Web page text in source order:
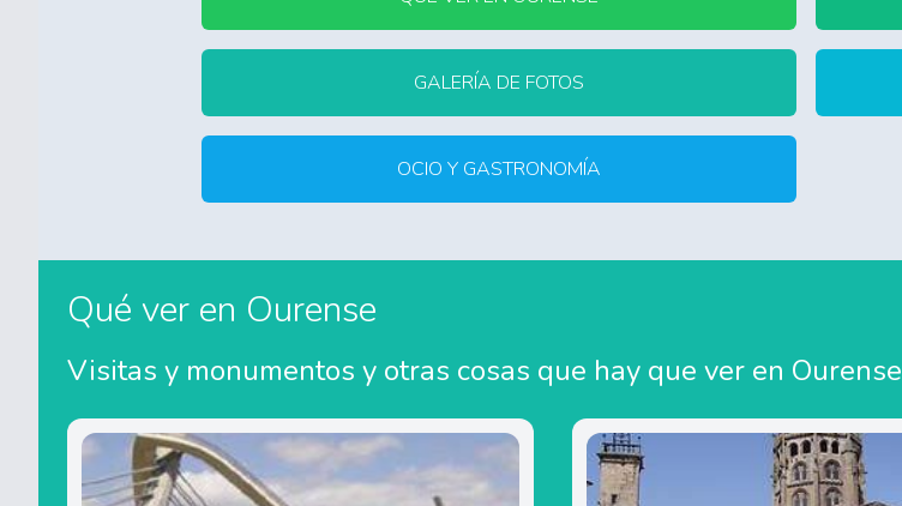
GALERÍA DE FOTOS
OCIO Y GASTRONOMÍA
Qué ver en Ourense
Visitas y monumentos y otras cosas que hay que ver en Ourense